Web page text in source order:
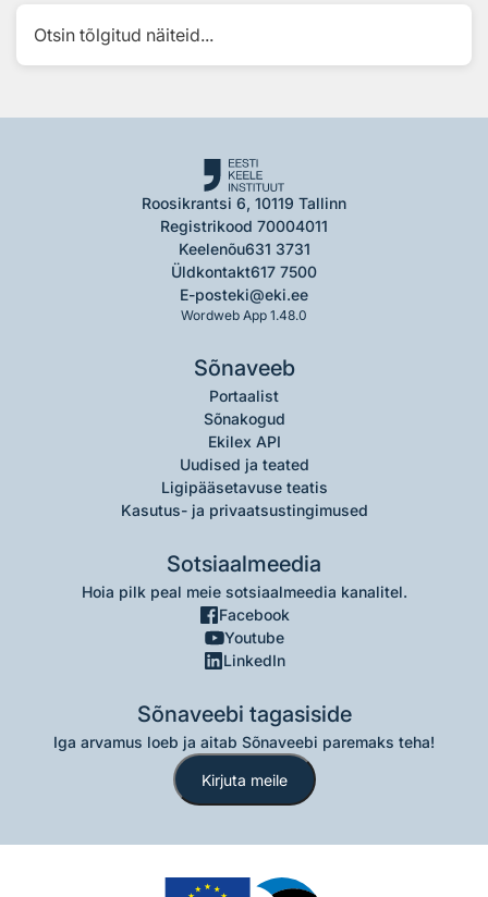
Otsin tõlgitud näiteid...
Roosikrantsi 6, 10119 Tallinn
Registrikood 70004011
Keelenõu631 3731
Üldkontakt617 7500
E-posteki@eki.ee
Wordweb App 1.48.0
Sõnaveeb
Portaalist
Sõnakogud
Ekilex API
Uudised ja teated
Ligipääsetavuse teatis
Kasutus- ja privaatsustingimused
Sotsiaalmeedia
Hoia pilk peal meie sotsiaalmeedia kanalitel.
Facebook
Youtube
LinkedIn
Sõnaveebi tagasiside
Iga arvamus loeb ja aitab Sõnaveebi paremaks teha!
Kirjuta meile